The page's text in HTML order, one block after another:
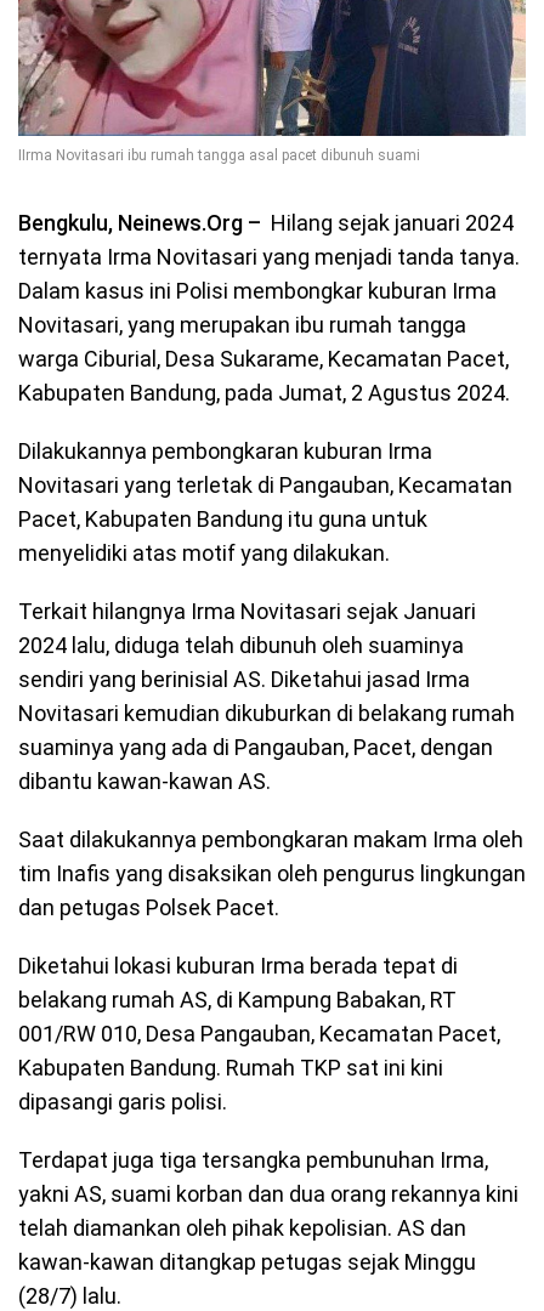
IIrma Novitasari ibu rumah tangga asal pacet dibunuh suami
Bengkulu, Neinews.Org – Hilang sejak januari 2024
ternyata Irma Novitasari yang menjadi tanda tanya.
Dalam kasus ini Polisi membongkar kuburan Irma
Novitasari, yang merupakan ibu rumah tangga
warga Ciburial, Desa Sukarame, Kecamatan Pacet,
Kabupaten Bandung, pada Jumat, 2 Agustus 2024.
Dilakukannya pembongkaran kuburan Irma
Novitasari yang terletak di Pangauban, Kecamatan
Pacet, Kabupaten Bandung itu guna untuk
menyelidiki atas motif yang dilakukan.
Terkait hilangnya Irma Novitasari sejak Januari
2024 lalu, diduga telah dibunuh oleh suaminya
sendiri yang berinisial AS. Diketahui jasad Irma
Novitasari kemudian dikuburkan di belakang rumah
suaminya yang ada di Pangauban, Pacet, dengan
dibantu kawan-kawan AS.
Saat dilakukannya pembongkaran makam Irma oleh
tim Inafis yang disaksikan oleh pengurus lingkungan
dan petugas Polsek Pacet.
Diketahui lokasi kuburan Irma berada tepat di
belakang rumah AS, di Kampung Babakan, RT
001/RW 010, Desa Pangauban, Kecamatan Pacet,
Kabupaten Bandung. Rumah TKP sat ini kini
dipasangi garis polisi.
Terdapat juga tiga tersangka pembunuhan Irma,
yakni AS, suami korban dan dua orang rekannya kini
telah diamankan oleh pihak kepolisian. AS dan
kawan-kawan ditangkap petugas sejak Minggu
(28/7) lalu.